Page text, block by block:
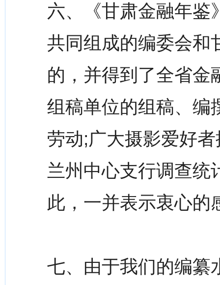
六、《甘肃金融年鉴
共同组成的编委会和
的，并得到了全省金
组稿单位的组稿、编
劳动;广大摄影爱好
兰州中心支行调查统
此，一并表示衷心的
七、由于我们的编纂